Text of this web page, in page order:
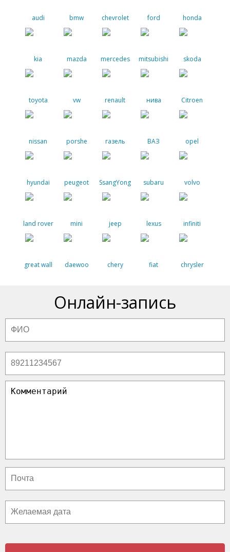
audi bmw chevrolet ford honda
kia mazda mercedes mitsubishi skoda
toyota vw renault нива Citroen
nissan porshe газель ВАЗ opel
hyundai peugeot SsangYong subaru volvo
land rover mini jeep lexus infiniti
great wall daewoo chery fiat chrysler
Онлайн-запись